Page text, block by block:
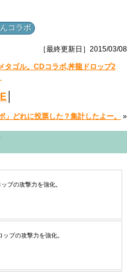
コラボ
［最終更新日］2015/03/08
タゴル。CDコラボ,丼龍ドロップ2
」どれに投票した？集計したよー。 »
プの攻撃力を強化。
プの攻撃力を強化。